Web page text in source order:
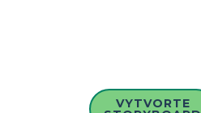
VYTVORTE